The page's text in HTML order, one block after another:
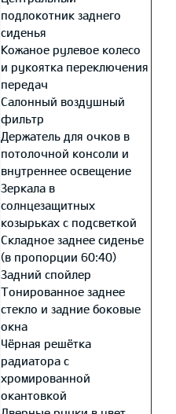
подлокотник заднего
сиденья
Кожаное рулевое колесо
и рукоятка переключения
передач
Салонный воздушный
фильтр
Держатель для очков в
потолочной консоли и
внутреннее освещение
Зеркала в
солнцезащитных
козырьках с подсветкой
Складное заднее сиденье
(в пропорции 60:40)
Задний спойлер
Тонированное заднее
стекло и задние боковые
окна
Чёрная решётка
радиатора с
хромированной
окантовкой